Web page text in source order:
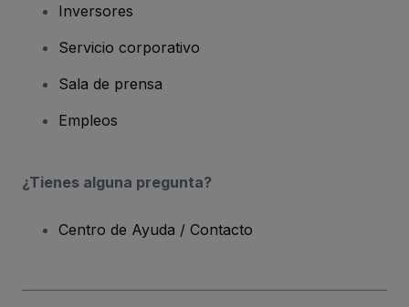
Inversores
Servicio corporativo
Sala de prensa
Empleos
¿Tienes alguna pregunta?
Centro de Ayuda / Contacto